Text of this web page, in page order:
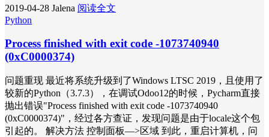
2019-04-28 Jalena 阅读全文
Python
Process finished with exit code -1073740940
(0xC0000374)
问题重现 最近将系统升级到了Windows LTSC 2019，且使用了
较新的Python（3.7.3），在调试Odoo12的时候，Pycharm直接
抛出错误"Process finished with exit code -1073740940
(0xC0000374)"，经过各方查证，发现问题是由于locale这个包
引起的。 解决方法 控制面板—>区域 到此，重启计算机，问